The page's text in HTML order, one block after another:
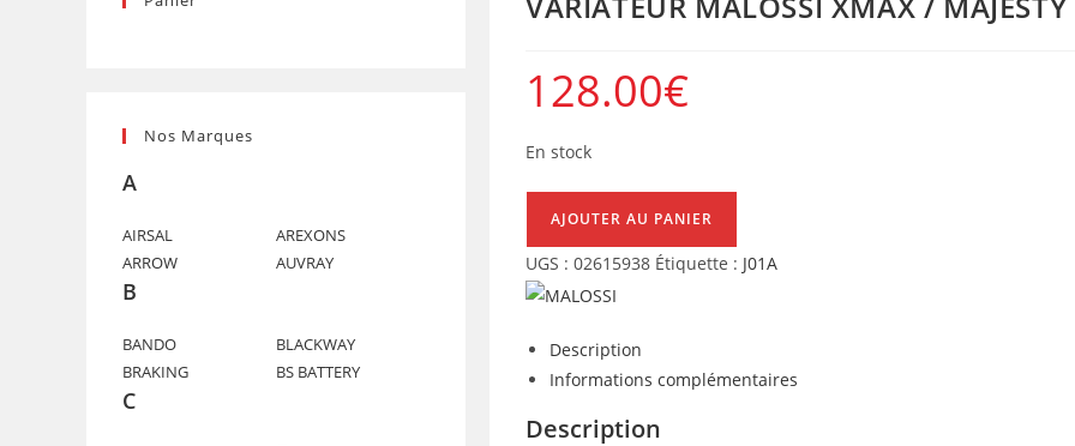
128.00€
En stock
VARIATEUR
MALOSSI
/
MAJESTY
AJOUTER AU PANIER
UGS : 02615938 Étiquette : J01A
Description
Informations complémentaires
Description
Nos Marques
A
AIRSAL
AREXONS
ARROW
AUVRAY
B
BANDO
BLACKWAY
BRAKING
BS BATTERY
C